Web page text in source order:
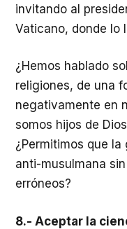
invitando al
Vaticano, donde lo
¿Hemos hablado
religiones, de una
negativamente en
somos hijos de
¿Permitimos que
anti-musulmana
erróneos?
8.- Aceptar la